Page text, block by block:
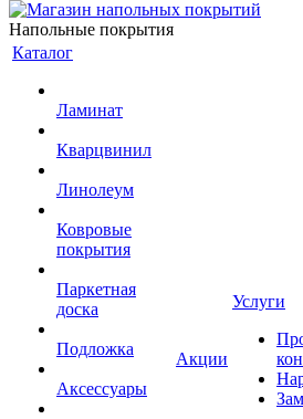
Напольные покрытия
Каталог
Ламинат
Кварцвинил
Линолеум
Ковровые
покрытия
Паркетная
доска
Подложка
Аксессуары
Акции
Услуги